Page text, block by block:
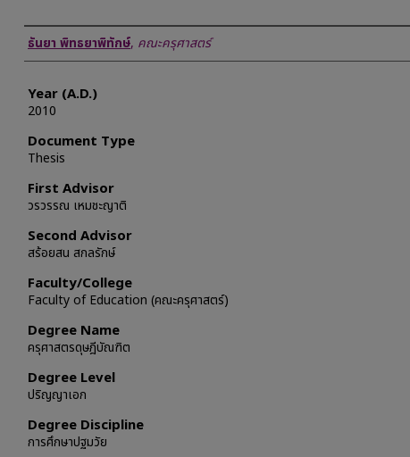
Author
ธันยา พิทธยาพิทักษ์, คณะครุศาสตร์
Year (A.D.)
2010
Document Type
Thesis
First Advisor
วรวรรณ เหมชะญาติ
Second Advisor
สร้อยสน สกลรักษ์
Faculty/College
Faculty of Education (คณะครุศาสตร์)
Degree Name
ครุศาสตรดุษฎีบัณฑิต
Degree Level
ปริญญาเอก
Degree Discipline
การศึกษาปฐมวัย